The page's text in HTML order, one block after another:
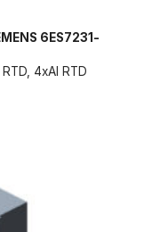
6ES7231-
4xAI RTD